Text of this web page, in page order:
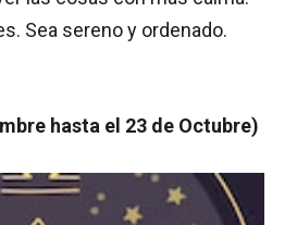
Sea sereno y ordenado.
hasta el 23 de Octubre)